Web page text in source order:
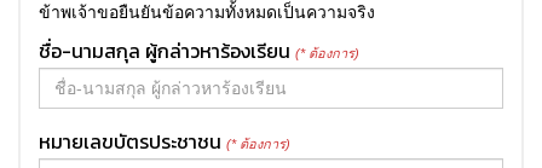
ข้าพเจ้าขอยืนยันข้อความทั้งหมดเป็นความจริง
ชื่อ-นามสกุล ผู้กล่าวหาร้องเรียน (* ต้องการ)
หมายเลขบัตรประชาชน (* ต้องการ)